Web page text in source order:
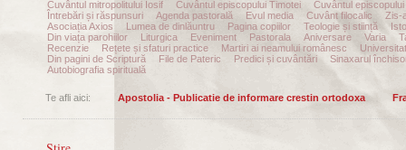
Cuvântul mitropolitului Iosif Cuvântul episcopului Timotei
Cuvântul episcopului
Întrebări și răspunsuri
Agenda pastorală Evul media Cuvânt filocalic
Zis-
Asociația Axios
Lumea de dinlăuntru Pagina copiilor Teologie și stiință
Din viața parohiilor
Liturgica Eveniment Pastorala Aniversare Varia
Recenzie
Rețete și sfaturi practice Martiri ai neamului românesc
Din pagini de Scriptură
File de Pateric Predici și cuvântări
Sinaxarul
Autobiografia spirituală
Te afli aici: Apostolia - Publicatie de informare crestin ortodoxa